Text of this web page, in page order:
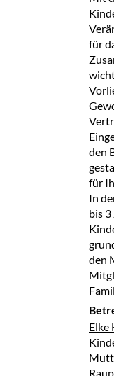
für
den
für
In
bis
den
Elke